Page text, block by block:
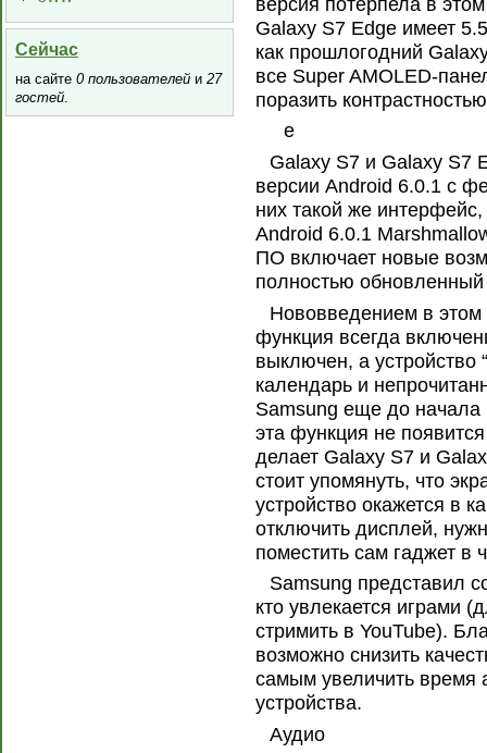
Сейчас
на сайте 0 пользователей и 27
гостей.
Galaxy S7 Edge имеет
как прошлогодний
все Super AMOLED-
поразить
е
Galaxy S7 и Galaxy S7
версии Android 6.0.1 с
них такой же
Android 6.0.1
ПО включает новые
полностью
Нововведением в этом
функция всегда
выключен, а устройство
календарь и
Samsung еще до начала
эта функция не
делает Galaxy S7 и
стоит упомянуть, что
устройство окажется в
отключить дисплей,
поместить сам гаджет в
Samsung представил
кто увлекается играми
стримить в YouTube).
возможно снизить
самым увеличить время
устройства.
Аудио